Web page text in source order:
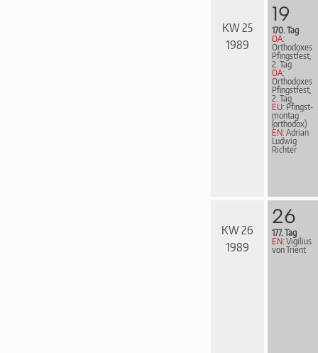
KW 25
1989
19
170. Tag
OA:
Orthodoxes
Pfingstfest,
2. Tag
OA:
Orthodoxes
Pfingstfest,
2. Tag
EU: Pfingst­
mon­tag
(orthodox)
EN: Adrian
Ludwig
Richter
KW 26
1989
26
177. Tag
EN: Vigilius
von Trient